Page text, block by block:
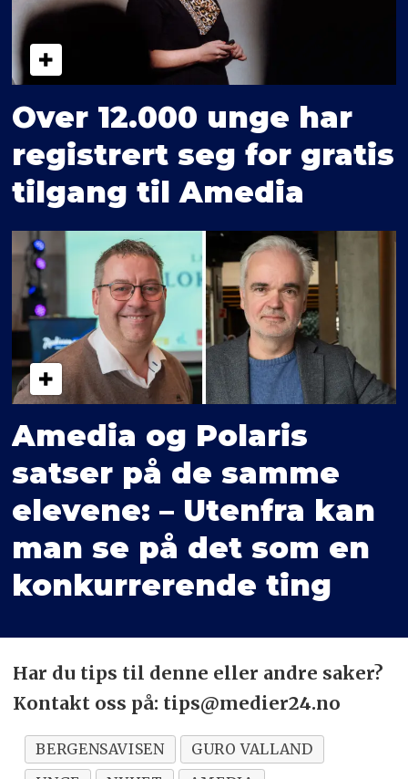
Over 12.000 unge har
registrert seg for gratis
tilgang til Amedia
Amedia og Polaris
satser på de samme
elevene: – Utenfra kan
man se på det som en
konkurrerende ting
Har du tips til denne eller andre saker?
Kontakt oss på: tips@medier24.no
BERGENSAVISEN
GURO VALLAND